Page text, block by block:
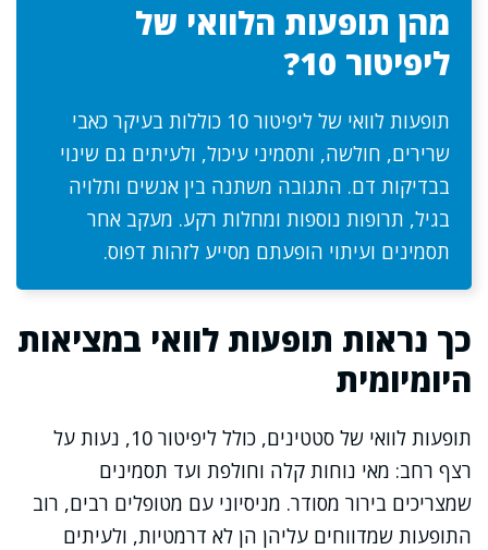
מהן תופעות הלוואי של
ליפיטור 10?
תופעות לוואי של ליפיטור 10 כוללות בעיקר כאבי
שרירים, חולשה, ותסמיני עיכול, ולעיתים גם שינוי
בבדיקות דם. התגובה משתנה בין אנשים ותלויה
בגיל, תרופות נוספות ומחלות רקע. מעקב אחר
תסמינים ועיתוי הופעתם מסייע לזהות דפוס.
כך נראות תופעות לוואי במציאות
היומיומית
תופעות לוואי של סטטינים, כולל ליפיטור 10, נעות על
רצף רחב: מאי נוחות קלה וחולפת ועד תסמינים
שמצריכים בירור מסודר. מניסיוני עם מטופלים רבים, רוב
התופעות שמדווחים עליהן הן לא דרמטיות, ולעיתים